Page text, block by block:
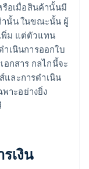
อเมื่อสินค้านั้นมี
านั้น ในขณะนั้น ผู้
พิ่ม แต่ตัวแทน
ำเนินการออกใบ
อกสาร กลไกนี้จะ
และการดำเนิน
าะอย่างยิ่ง
เงิน